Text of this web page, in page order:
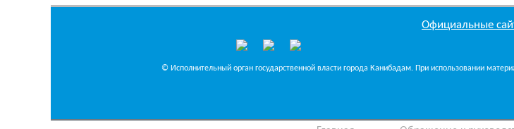
Официальные
© Исполнительный орган государственной власти города Канибадам. При использовании